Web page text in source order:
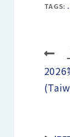
TAGS:
2026